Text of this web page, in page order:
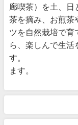
廊喫茶）を土、日
茶を摘み、お煎茶
ツを自然栽培で育
ら、楽しんで生活
す。 どう
ます。